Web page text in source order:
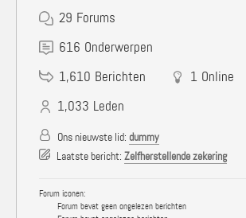
29 Forums
616 Onderwerpen
1,610 Berichten 1 Online
1,033 Leden
Ons nieuwste lid: dummy
Laatste bericht: Zelfherstellende zekering
Forum iconen:
Forum bevat geen ongelezen berichten